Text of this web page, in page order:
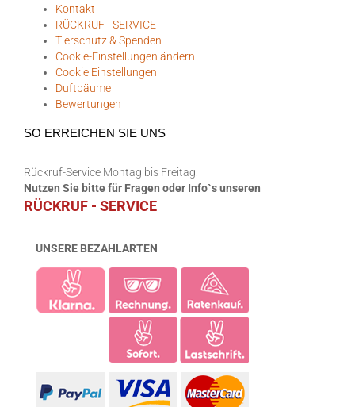
Kontakt
RÜCKRUF - SERVICE
Tierschutz & Spenden
Cookie-Einstellungen ändern
Cookie Einstellungen
Duftbäume
Bewertungen
SO ERREICHEN SIE UNS
Rückruf-Service Montag bis Freitag:
Nutzen Sie bitte für Fragen oder Info`s unseren
RÜCKRUF - SERVICE
UNSERE BEZAHLARTEN